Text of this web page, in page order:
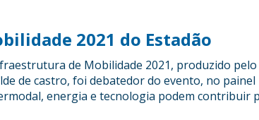
2021 do Estadão
de Mobilidade 2021, produzido
de castro, foi debatedor do evento, no
energia e tecnologia podem contribuir